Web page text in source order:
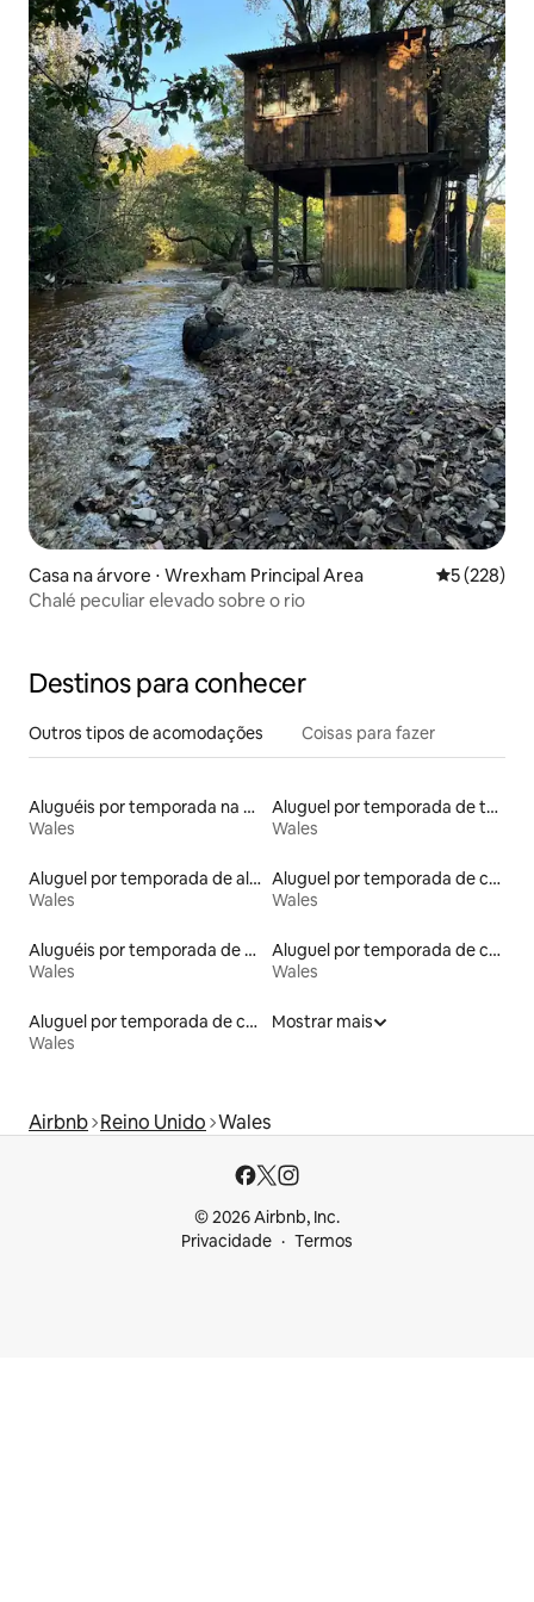
Casa na árvore ⋅ Wrexham Principal Area 5 de uma
5 (228)
Chalé peculiar elevado sobre o rio
Destinos para conhecer
Outros tipos de acomodações Coisas para fazer
Aluguéis por temporada na orla
Wales
Aluguel por temporada de tendas tipi
Wales
Aluguel por temporada de alojamentos ecológicos
Wales
Aluguel por temporada de casas de hóspedes
Wales
Aluguéis por temporada de acomodações de luxo
Wales
Aluguel por temporada de casas-barco
Wales
Aluguel por temporada de casas arredondadas
Wales
Mostrar mais
Airbnb Reino Unido Wales
© 2026 Airbnb, Inc.
Privacidade
Termos